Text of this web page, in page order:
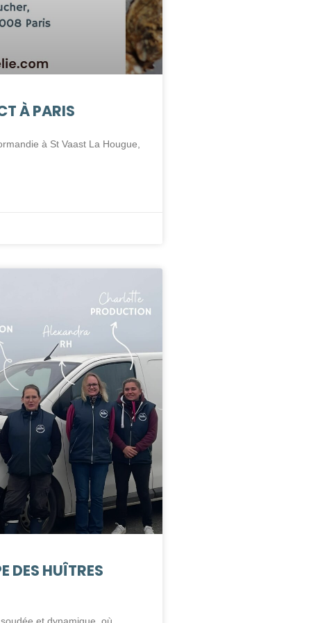
À PARIS
à St Vaast La Hougue,
DES HUÎTRES